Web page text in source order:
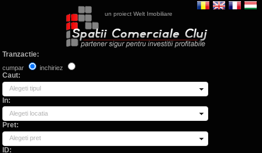
un proiect Welt Imobiliare
Tranzactie:
cumpar inchiriez
Caut:
Alegeti tipul
In:
Alegeti locatia
Pret:
Alegeti pret
ID: